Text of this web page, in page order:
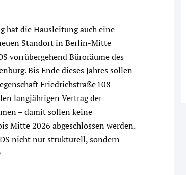
hat die Hausleitung auch eine
Standort in Berlin-Mitte
vorrübergehend Büroräume des
Bis Ende dieses Jahres sollen
Friedrichstraße 108
langjährigen Vertrag der
– damit sollen keine
Mitte 2026 abgeschlossen werden.
nicht nur strukturell, sondern